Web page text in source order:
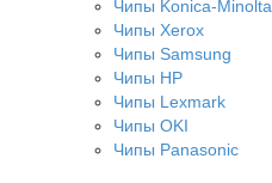
Чипы Konica-Minolta
Чипы Xerox
Чипы Samsung
Чипы HP
Чипы Lexmark
Чипы OKI
Чипы Panasonic